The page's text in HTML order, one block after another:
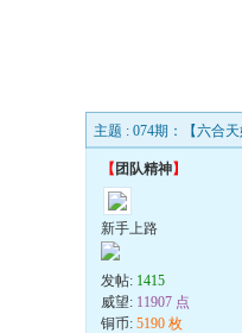
主题 : 074期：【六合
【 团队精神】
新手上路
发帖: 1415
威望: 11907 点
铜币: 5190 枚